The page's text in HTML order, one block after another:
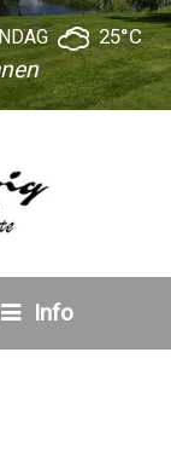
25°C
Info